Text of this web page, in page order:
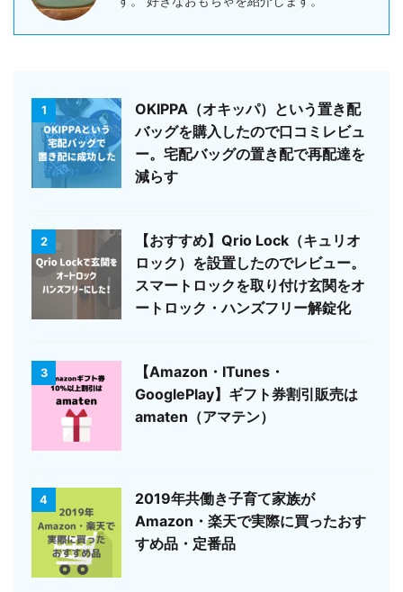
1
OKIPPA（オキッパ）という置き配
バッグを購入したので口コミレビュ
ー。宅配バッグの置き配で再配達を
減らす
2
【おすすめ】Qrio Lock（キュリオ
ロック）を設置したのでレビュー。
スマートロックを取り付け玄関をオ
ートロック・ハンズフリー解錠化
3
【Amazon・ITunes・
GooglePlay】ギフト券割引販売は
amaten（アマテン）
4
2019年共働き子育て家族が
Amazon・楽天で実際に買ったおす
すめ品・定番品